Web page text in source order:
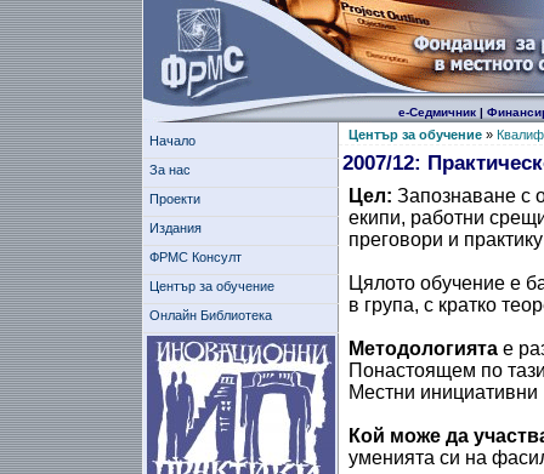
е-Седмичник|
Начало
За нас
Проекти
Издания
ФРМС Консулт
Център за обучение
Онлайн Библиотека
Център за обучение»
2007/12:
Цел: Запознаване с
екипи, работни
преговори и
Цялото обучение е
в група, с кратко
Методологиятае
Понастоящем по
Местни
Кой може да
уменията си на